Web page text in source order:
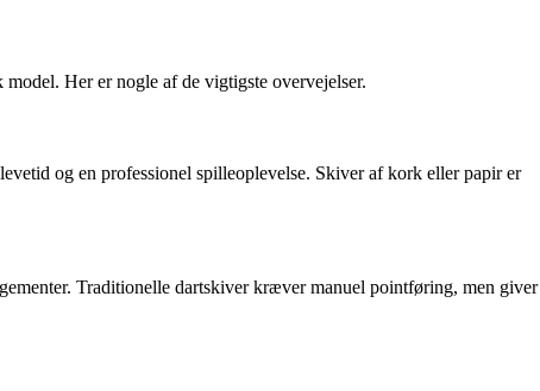
Her er nogle af de vigtigste overvejelser.
og en professionel spilleoplevelse. Skiver af kork eller papir er
Traditionelle dartskiver kræver manuel pointføring, men giver